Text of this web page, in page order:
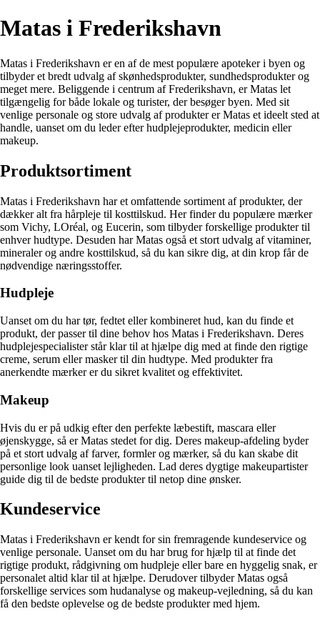
Matas i Frederikshavn
Matas i Frederikshavn er en af de mest populære apoteker i byen og
tilbyder et bredt udvalg af skønhedsprodukter, sundhedsprodukter og
meget mere. Beliggende i centrum af Frederikshavn, er Matas let
tilgængelig for både lokale og turister, der besøger byen. Med sit
venlige personale og store udvalg af produkter er Matas et ideelt sted at
handle, uanset om du leder efter hudplejeprodukter, medicin eller
makeup.
Produktsortiment
Matas i Frederikshavn har et omfattende sortiment af produkter, der
dækker alt fra hårpleje til kosttilskud. Her finder du populære mærker
som Vichy, LOréal, og Eucerin, som tilbyder forskellige produkter til
enhver hudtype. Desuden har Matas også et stort udvalg af vitaminer,
mineraler og andre kosttilskud, så du kan sikre dig, at din krop får de
nødvendige næringsstoffer.
Hudpleje
Uanset om du har tør, fedtet eller kombineret hud, kan du finde et
produkt, der passer til dine behov hos Matas i Frederikshavn. Deres
hudplejespecialister står klar til at hjælpe dig med at finde den rigtige
creme, serum eller masker til din hudtype. Med produkter fra
anerkendte mærker er du sikret kvalitet og effektivitet.
Makeup
Hvis du er på udkig efter den perfekte læbestift, mascara eller
øjenskygge, så er Matas stedet for dig. Deres makeup-afdeling byder
på et stort udvalg af farver, formler og mærker, så du kan skabe dit
personlige look uanset lejligheden. Lad deres dygtige makeupartister
guide dig til de bedste produkter til netop dine ønsker.
Kundeservice
Matas i Frederikshavn er kendt for sin fremragende kundeservice og
venlige personale. Uanset om du har brug for hjælp til at finde det
rigtige produkt, rådgivning om hudpleje eller bare en hyggelig snak, er
personalet altid klar til at hjælpe. Derudover tilbyder Matas også
forskellige services som hudanalyse og makeup-vejledning, så du kan
få den bedste oplevelse og de bedste produkter med hjem.